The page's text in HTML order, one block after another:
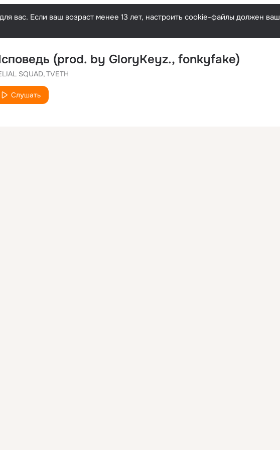
вас. Если ваш возраст менее 13 лет, настроить cookie-файлы должен ваш
(prod. by GloryKeyz., fonkyfake)
SQUAD TVETH
Слушать